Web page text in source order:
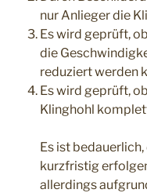
nur Anlieger die
Es wird geprüft,
die
reduziert werden
Es wird geprüft,
Klinghohl
Es ist
kurzfristig
allerdings